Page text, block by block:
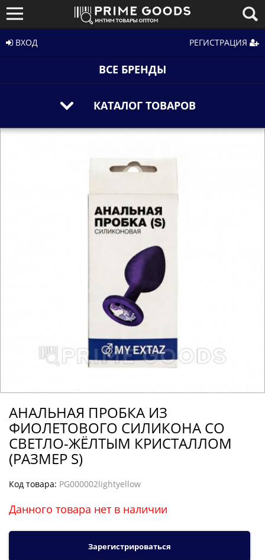
ВХОД РЕГИСТРАЦИЯ
ВСЕ БРЕНДЫ
КАТАЛОГ ТОВАРОВ
АНАЛЬНАЯ ПРОБКА ИЗ
ФИОЛЕТОВОГО СИЛИКОНА СО
СВЕТЛО-ЖЁЛТЫМ КРИСТАЛЛОМ
(РАЗМЕР S)
Код товара: PG000002lightyellow
Данного товара нет в наличии
Зарегистрироваться